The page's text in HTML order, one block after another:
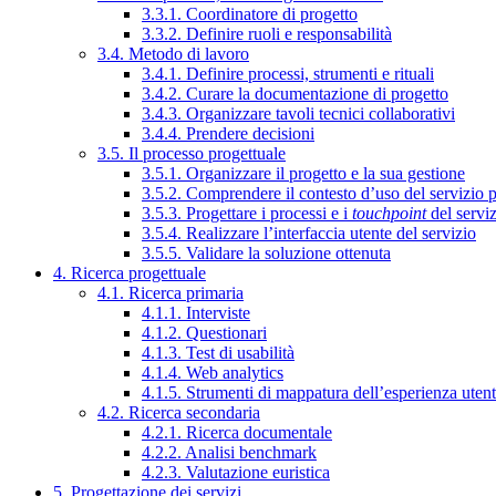
3.3.1. Coordinatore di progetto
3.3.2. Definire ruoli e responsabilità
3.4. Metodo di lavoro
3.4.1. Definire processi, strumenti e rituali
3.4.2. Curare la documentazione di progetto
3.4.3. Organizzare tavoli tecnici collaborativi
3.4.4. Prendere decisioni
3.5. Il processo progettuale
3.5.1. Organizzare il progetto e la sua gestione
3.5.2. Comprendere il contesto d’uso del servizio
3.5.3. Progettare i processi e i touchpointdel
3.5.4. Realizzare l’interfaccia utente del servizio
3.5.5. Validare la soluzione ottenuta
4. Ricerca progettuale
4.1. Ricerca primaria
4.1.1. Interviste
4.1.2. Questionari
4.1.3. Test di usabilità
4.1.4. Web analytics
4.1.5. Strumenti di mappatura dell’esperienza
4.2. Ricerca secondaria
4.2.1. Ricerca documentale
4.2.2. Analisi benchmark
4.2.3. Valutazione euristica
5. Progettazione dei servizi